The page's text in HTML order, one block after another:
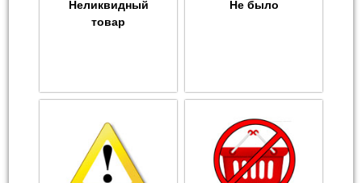
Неликвидный
товар
Не было